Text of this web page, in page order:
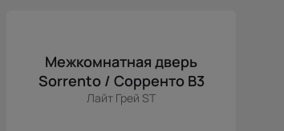
Межкомнатная дверь
Sorrento / Сорренто В3
Лайт Грей ST